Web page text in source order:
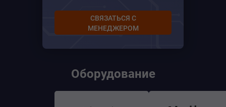
СВЯЗАТЬСЯ С
МЕНЕДЖЕРОМ
Оборудование